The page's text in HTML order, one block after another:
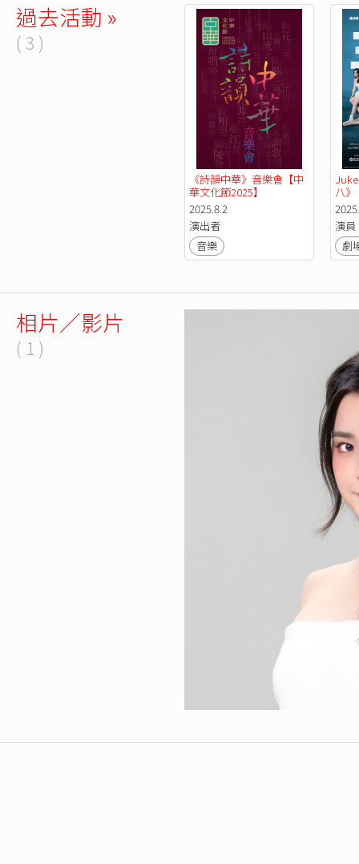
過去活動 »
( 3 )
《詩韻中華》音樂會【中
華文化節2025】
2025.8.2
演出者
音樂
八》
演員
劇
相片／影片
( 1 )